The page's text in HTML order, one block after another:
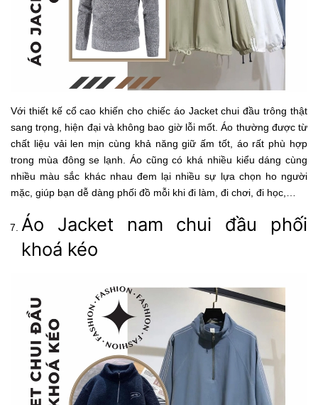
Với thiết kế cổ cao khiến cho chiếc áo Jacket chui đầu trông thật
sang trọng, hiện đại và không bao giờ lỗi mốt. Áo thường được từ
chất liệu vải len mịn cùng khả năng giữ ấm tốt, áo rất phù hợp
trong mùa đông se lạnh. Áo cũng có khá nhiều kiểu dáng cùng
nhiều màu sắc khác nhau đem lại nhiều sự lựa chọn ho người
mặc, giúp bạn dễ dàng phối đồ mỗi khi đi làm, đi chơi, đi học,…
Áo Jacket nam chui đầu phối
khoá kéo